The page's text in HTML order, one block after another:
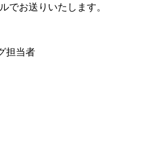
でお送りいたします。
担当者